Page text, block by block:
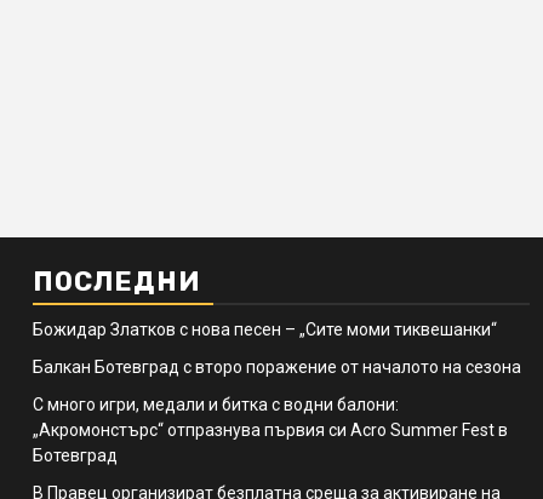
ПОСЛЕДНИ
Божидар Златков с нова песен – „Сите моми тиквешанки“
Балкан Ботевград с второ поражение от началото на сезона
С много игри, медали и битка с водни балони:
„Акромонстърс“ отпразнува първия си Acro Summer Fest в
Ботевград
В Правец организират безплатна среща за активиране на